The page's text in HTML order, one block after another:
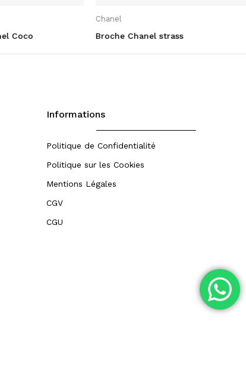
Coco
Chanel
Broche Chanel strass
Informations
Politique de Confidentialité
Politique sur les Cookies
Mentions Légales
CGV
CGU